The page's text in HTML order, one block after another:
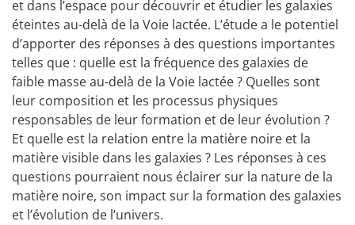
et dans l’espace pour découvrir et étudier les galaxies
éteintes au-delà de la Voie lactée. L’étude a le potentiel
d’apporter des réponses à des questions importantes
telles que : quelle est la fréquence des galaxies de
faible masse au-delà de la Voie lactée ? Quelles sont
leur composition et les processus physiques
responsables de leur formation et de leur évolution ?
Et quelle est la relation entre la matière noire et la
matière visible dans les galaxies ? Les réponses à ces
questions pourraient nous éclairer sur la nature de la
matière noire, son impact sur la formation des galaxies
et l’évolution de l’univers.